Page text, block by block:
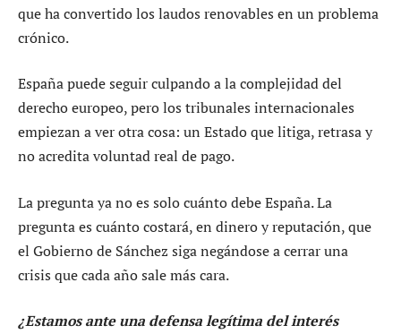
que ha convertido los laudos renovables en un problema
crónico.
España puede seguir culpando a la complejidad del
derecho europeo, pero los tribunales internacionales
empiezan a ver otra cosa: un Estado que litiga, retrasa y
no acredita voluntad real de pago.
La pregunta ya no es solo cuánto debe España. La
pregunta es cuánto costará, en dinero y reputación, que
el Gobierno de Sánchez siga negándose a cerrar una
crisis que cada año sale más cara.
¿Estamos ante una defensa legítima del interés